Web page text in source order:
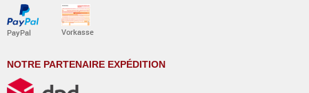
PayPal Vorkasse
NOTRE PARTENAIRE EXPÉDITION